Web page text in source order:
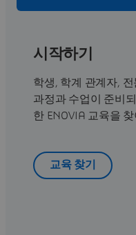
시작하기
학생, 학계 관계자,
과정과 수업이 준비
한 ENOVIA 교육을 찾
교육 찾기